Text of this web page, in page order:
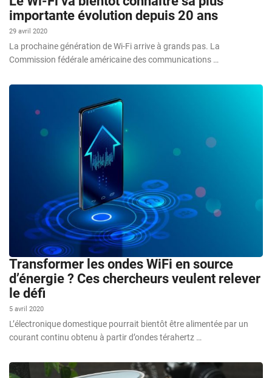
importante évolution depuis 20 ans
29 avril 2020
La prochaine génération de Wi-Fi arrive à grands pas. La
Commission fédérale américaine des communications …
Transformer les ondes WiFi en source
d’énergie ? Ces chercheurs veulent relever
le défi
5 avril 2020
L’électronique domestique pourrait bientôt être alimentée par un
courant continu obtenu à partir d’ondes térahertz …